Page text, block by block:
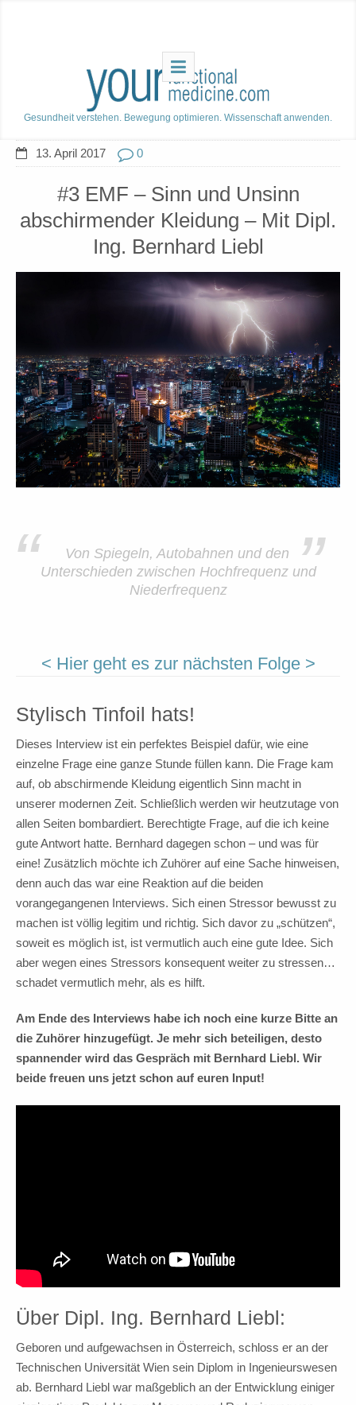
Gesundheit verstehen. Bewegung optimieren. Wissenschaft anwenden.
13. April 2017 0
#3 EMF – Sinn und Unsinn
abschirmender Kleidung – Mit Dipl.
Ing. Bernhard Liebl
”
“
Von Spiegeln, Autobahnen und den
Unterschieden zwischen Hochfrequenz und
Niederfrequenz
< Hier geht es zur nächsten Folge >
Stylisch Tinfoil hats!
Dieses Interview ist ein perfektes Beispiel dafür, wie eine
einzelne Frage eine ganze Stunde füllen kann. Die Frage kam
auf, ob abschirmende Kleidung eigentlich Sinn macht in
unserer modernen Zeit. Schließlich werden wir heutzutage von
allen Seiten bombardiert. Berechtigte Frage, auf die ich keine
gute Antwort hatte. Bernhard dagegen schon – und was für
eine! Zusätzlich möchte ich Zuhörer auf eine Sache hinweisen,
denn auch das war eine Reaktion auf die beiden
vorangegangenen Interviews. Sich einen Stressor bewusst zu
machen ist völlig legitim und richtig. Sich davor zu „schützen“,
soweit es möglich ist, ist vermutlich auch eine gute Idee. Sich
aber wegen eines Stressors konsequent weiter zu stressen…
schadet vermutlich mehr, als es hilft.
Am Ende des Interviews habe ich noch eine kurze Bitte an
die Zuhörer hinzugefügt. Je mehr sich beteiligen, desto
spannender wird das Gespräch mit Bernhard Liebl. Wir
beide freuen uns jetzt schon auf euren Input!
Über Dipl. Ing. Bernhard Liebl:
Geboren und aufgewachsen in Österreich, schloss er an der
Technischen Universität Wien sein Diplom in Ingenieurswesen
ab. Bernhard Liebl war maßgeblich an der Entwicklung einiger